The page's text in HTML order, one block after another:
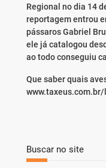
Regional no dia 14
reportagem entrou
pássaros Gabriel
ele já catalogou
ao todo conseguiu
Que saber quais
Buscar no site